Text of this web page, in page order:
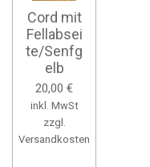
Cord mit
Fellabsei
te/Senfg
elb
20,00 €
inkl. MwSt
zzgl.
Versandkosten